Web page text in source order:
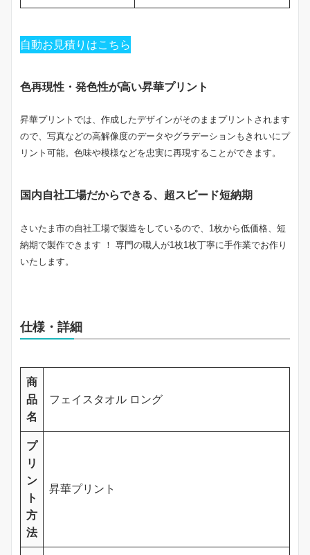
自動お見積りはこちら
色再現性・発色性が高い昇華プリント
昇華プリントでは、作成したデザインがそのままプリントされます
ので、写真などの高解像度のデータやグラデーションもきれいにプ
リント可能。色味や模様などを忠実に再現することができます。
国内自社工場だからできる、超スピード短納期
さいたま市の自社工場で製造をしているので、1枚から低価格、短
納期で製作できます ！ 専門の職人が1枚1枚丁寧に手作業でお作り
いたします。
仕様・詳細
商
品
名
フェイスタオル ロング
プ
リ
ン
ト
方
法
昇華プリント